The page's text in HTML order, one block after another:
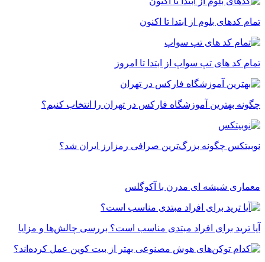
تمام کدهای بلوم از ابتدا تا اکنون
تمام کد های تپ سواپ از ابتدا تا امروز
چگونه بهترین آموزشگاه فارکس در تهران را انتخاب کنیم؟
نوبیتکس چگونه بزرگ‌ترین صرافی رمزارز ایران شد؟
معماری شیشه ای مدرن با آکوگلس
آیا ترید برای افراد مبتدی مناسب است؟ بررسی چالش‌ها و مزایا